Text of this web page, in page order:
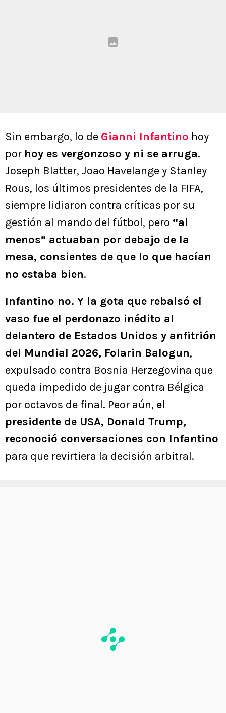
Sin embargo, lo de Gianni Infantino hoy
por hoy es vergonzoso y ni se arruga.
Joseph Blatter, Joao Havelange y Stanley
Rous, los últimos presidentes de la FIFA,
siempre lidiaron contra críticas por su
gestión al mando del fútbol, pero “al
menos” actuaban por debajo de la
mesa, consientes de que lo que hacían
no estaba bien.
Infantino no. Y la gota que rebalsó el
vaso fue el perdonazo inédito al
delantero de Estados Unidos y anfitrión
del Mundial 2026, Folarin Balogun,
expulsado contra Bosnia Herzegovina que
queda impedido de jugar contra Bélgica
por octavos de final. Peor aún, el
presidente de USA, Donald Trump,
reconoció conversaciones con Infantino
para que revirtiera la decisión arbitral.